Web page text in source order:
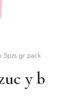
5pzs gr pack
y b